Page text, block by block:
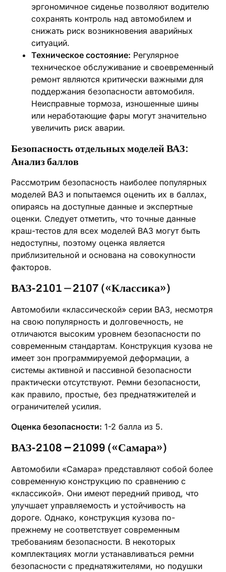
эргономичное сиденье позволяют водителю
сохранять контроль над автомобилем и
снижать риск возникновения аварийных
ситуаций.
Техническое состояние: Регулярное
техническое обслуживание и своевременный
ремонт являются критически важными для
поддержания безопасности автомобиля.
Неисправные тормоза, изношенные шины
или неработающие фары могут значительно
увеличить риск аварии.
Безопасность отдельных моделей ВАЗ:
Анализ баллов
Рассмотрим безопасность наиболее популярных
моделей ВАЗ и попытаемся оценить их в баллах,
опираясь на доступные данные и экспертные
оценки. Следует отметить, что точные данные
краш-тестов для всех моделей ВАЗ могут быть
недоступны, поэтому оценка является
приблизительной и основана на совокупности
факторов.
ВАЗ-2101 ⏤ 2107 («Классика»)
Автомобили «классической» серии ВАЗ, несмотря
на свою популярность и долговечность, не
отличаются высоким уровнем безопасности по
современным стандартам. Конструкция кузова не
имеет зон программируемой деформации, а
системы активной и пассивной безопасности
практически отсутствуют. Ремни безопасности,
как правило, простые, без преднатяжителей и
ограничителей усилия.
Оценка безопасности: 1-2 балла из 5.
ВАЗ-2108 ౼ 21099 («Самара»)
Автомобили «Самара» представляют собой более
современную конструкцию по сравнению с
«классикой». Они имеют передний привод, что
улучшает управляемость и устойчивость на
дороге. Однако, конструкция кузова по-
прежнему не соответствует современным
требованиям безопасности. В некоторых
комплектациях могли устанавливаться ремни
безопасности с преднатяжителями, но подушки